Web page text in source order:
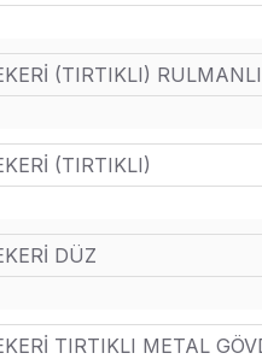
(TIRTIKLI) RULMANLI
(TIRTIKLI)
DÜZ
TIRTIKLI METAL